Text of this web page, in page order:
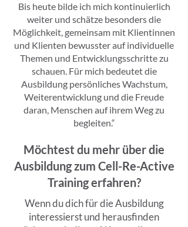
Bis heute bilde ich mich kontinuierlich
weiter und schätze besonders die
Möglichkeit, gemeinsam mit Klientinnen
und Klienten bewusster auf individuelle
Themen und Entwicklungsschritte zu
schauen. Für mich bedeutet die
Ausbildung persönliches Wachstum,
Weiterentwicklung und die Freude
daran, Menschen auf ihrem Weg zu
begleiten.“
Möchtest du mehr über die
Ausbildung zum Cell-Re-Active
Training erfahren?
Wenn du dich für die Ausbildung
interessierst und herausfinden